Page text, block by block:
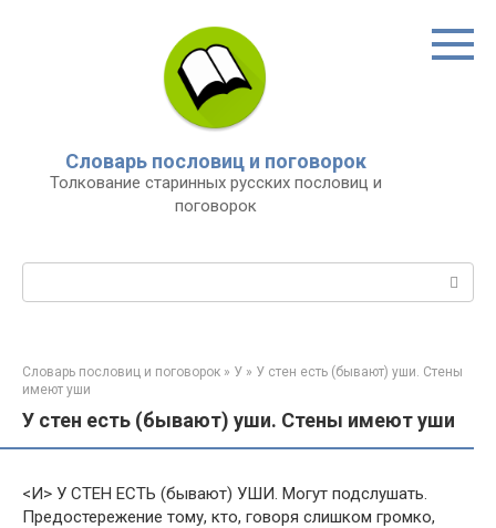
Словарь пословиц и поговорок
Толкование старинных русских пословиц и
поговорок
Словарь пословиц и поговорок » У » У стен есть (бывают) уши. Стены
имеют уши
У стен есть (бывают) уши. Стены имеют уши
<И> У СТЕН ЕСТЬ (бывают) УШИ. Могут подслушать.
Предостережение тому, кто, говоря слишком громко,